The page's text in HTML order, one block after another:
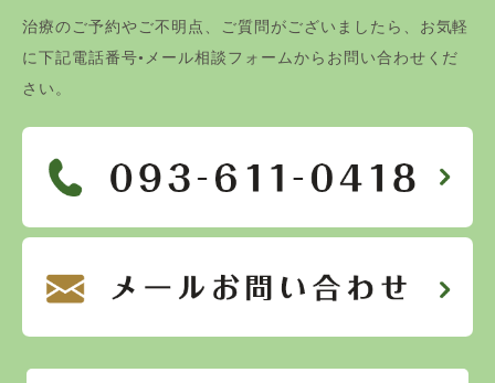
治療のご予約やご不明点、ご質問がございましたら、お気軽
に下記電話番号•メール相談フォームからお問い合わせくだ
さい。